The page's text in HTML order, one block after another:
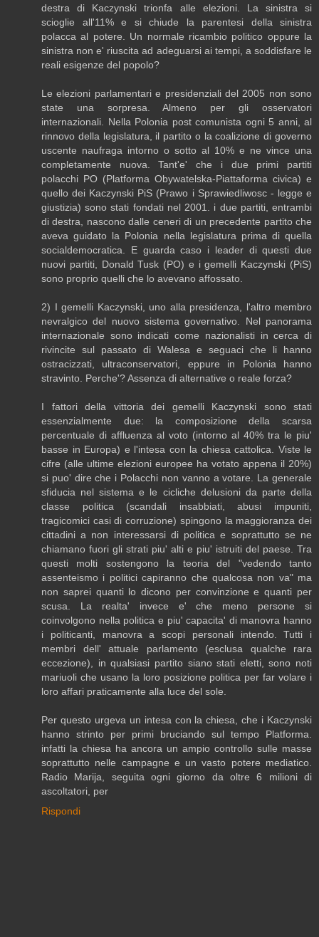
destra di Kaczynski trionfa alle elezioni. La sinistra si
scioglie all'11% e si chiude la parentesi della sinistra
polacca al potere. Un normale ricambio politico oppure la
sinistra non e' riuscita ad adeguarsi ai tempi, a soddisfare le
reali esigenze del popolo?
Le elezioni parlamentari e presidenziali del 2005 non sono
state una sorpresa. Almeno per gli osservatori
internazionali. Nella Polonia post comunista ogni 5 anni, al
rinnovo della legislatura, il partito o la coalizione di governo
uscente naufraga intorno o sotto al 10% e ne vince una
completamente nuova. Tant'e' che i due primi partiti
polacchi PO (Platforma Obywatelska-Piattaforma civica) e
quello dei Kaczynski PiS (Prawo i Sprawiedliwosc - legge e
giustizia) sono stati fondati nel 2001. i due partiti, entrambi
di destra, nascono dalle ceneri di un precedente partito che
aveva guidato la Polonia nella legislatura prima di quella
socialdemocratica. E guarda caso i leader di questi due
nuovi partiti, Donald Tusk (PO) e i gemelli Kaczynski (PiS)
sono proprio quelli che lo avevano affossato.
2) I gemelli Kaczynski, uno alla presidenza, l'altro membro
nevralgico del nuovo sistema governativo. Nel panorama
internazionale sono indicati come nazionalisti in cerca di
rivincite sul passato di Walesa e seguaci che li hanno
ostracizzati, ultraconservatori, eppure in Polonia hanno
stravinto. Perche'? Assenza di alternative o reale forza?
I fattori della vittoria dei gemelli Kaczynski sono stati
essenzialmente due: la composizione della scarsa
percentuale di affluenza al voto (intorno al 40% tra le piu'
basse in Europa) e l'intesa con la chiesa cattolica. Viste le
cifre (alle ultime elezioni europee ha votato appena il 20%)
si puo' dire che i Polacchi non vanno a votare. La generale
sfiducia nel sistema e le cicliche delusioni da parte della
classe politica (scandali insabbiati, abusi impuniti,
tragicomici casi di corruzione) spingono la maggioranza dei
cittadini a non interessarsi di politica e soprattutto se ne
chiamano fuori gli strati piu' alti e piu' istruiti del paese. Tra
questi molti sostengono la teoria del "vedendo tanto
assenteismo i politici capiranno che qualcosa non va" ma
non saprei quanti lo dicono per convinzione e quanti per
scusa. La realta' invece e' che meno persone si
coinvolgono nella politica e piu' capacita' di manovra hanno
i politicanti, manovra a scopi personali intendo. Tutti i
membri dell' attuale parlamento (esclusa qualche rara
eccezione), in qualsiasi partito siano stati eletti, sono noti
mariuoli che usano la loro posizione politica per far volare i
loro affari praticamente alla luce del sole.
Per questo urgeva un intesa con la chiesa, che i Kaczynski
hanno strinto per primi bruciando sul tempo Platforma.
infatti la chiesa ha ancora un ampio controllo sulle masse
soprattutto nelle campagne e un vasto potere mediatico.
Radio Marija, seguita ogni giorno da oltre 6 milioni di
ascoltatori, per
Rispondi